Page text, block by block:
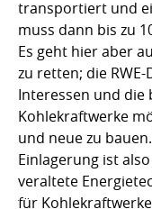
transportiert und
muss dann bis zu
Es geht hier aber
zu retten; die
Interessen und die
Kohlekraftwerke
und neue zu
Einlagerung ist
veraltete
für